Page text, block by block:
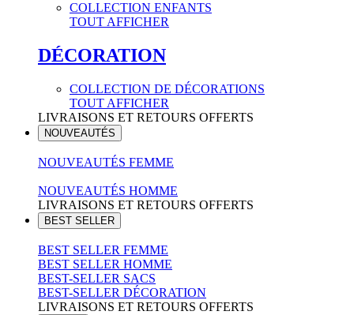
COLLECTION ENFANTS
TOUT AFFICHER
DÉCORATION
COLLECTION DE DÉCORATIONS
TOUT AFFICHER
LIVRAISONS ET RETOURS OFFERTS
NOUVEAUTÉS
NOUVEAUTÉS FEMME
NOUVEAUTÉS HOMME
LIVRAISONS ET RETOURS OFFERTS
BEST SELLER
BEST SELLER FEMME
BEST SELLER HOMME
BEST-SELLER SACS
BEST-SELLER DÉCORATION
LIVRAISONS ET RETOURS OFFERTS